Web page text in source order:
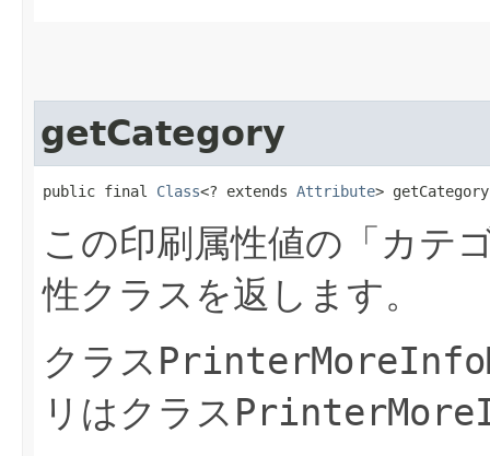
getCategory
public final Class<? extends Attribute>
この印刷属性値の「カテ
性クラスを返します。
クラス
リはクラス